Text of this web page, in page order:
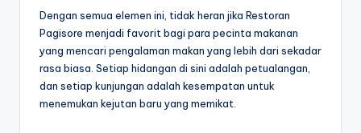
Dengan semua elemen ini, tidak heran jika Restoran
Pagisore menjadi favorit bagi para pecinta makanan
yang mencari pengalaman makan yang lebih dari sekadar
rasa biasa. Setiap hidangan di sini adalah petualangan,
dan setiap kunjungan adalah kesempatan untuk
menemukan kejutan baru yang memikat.